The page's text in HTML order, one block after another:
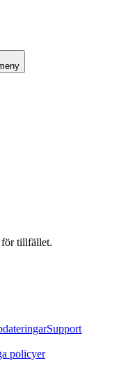
för tillfället.
Support
policyer